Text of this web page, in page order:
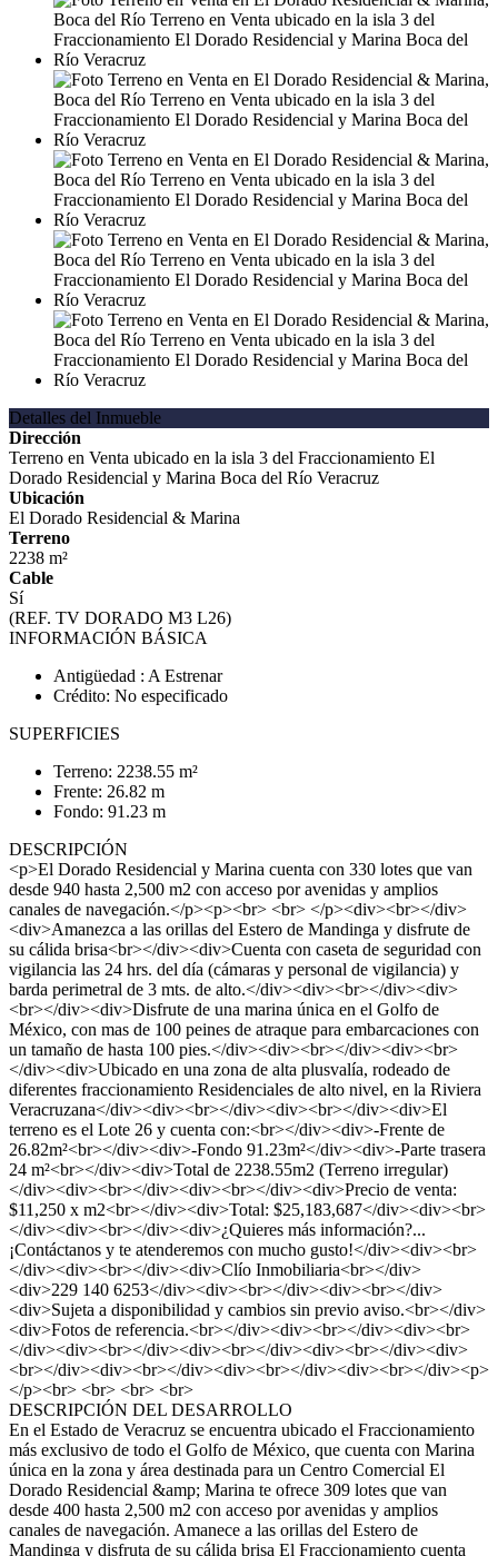
Detalles del Inmueble
Dirección
Terreno en Venta ubicado en la isla 3 del Fraccionamiento El
Dorado Residencial y Marina Boca del Río Veracruz
Ubicación
El Dorado Residencial & Marina
Terreno
2238 m²
Cable
Sí
(REF. TV DORADO M3 L26)
INFORMACIÓN BÁSICA
Antigüedad : A Estrenar
Crédito: No especificado
SUPERFICIES
Terreno: 2238.55 m²
Frente: 26.82 m
Fondo: 91.23 m
DESCRIPCIÓN
<p>El Dorado Residencial y Marina cuenta con 330 lotes que van
desde 940 hasta 2,500 m2 con acceso por avenidas y amplios
canales de navegación.</p><p><br> <br> </p><div><br></div>
<div>Amanezca a las orillas del Estero de Mandinga y disfrute de
su cálida brisa<br></div><div>Cuenta con caseta de seguridad con
vigilancia las 24 hrs. del día (cámaras y personal de vigilancia) y
barda perimetral de 3 mts. de alto.</div><div><br></div><div>
<br></div><div>Disfrute de una marina única en el Golfo de
México, con mas de 100 peines de atraque para embarcaciones con
un tamaño de hasta 100 pies.</div><div><br></div><div><br>
</div><div>Ubicado en una zona de alta plusvalía, rodeado de
diferentes fraccionamiento Residenciales de alto nivel, en la Riviera
Veracruzana</div><div><br></div><div><br></div><div>El
terreno es el Lote 26 y cuenta con:<br></div><div>-Frente de
26.82m²<br></div><div>-Fondo 91.23m²</div><div>-Parte trasera
24 m²<br></div><div>Total de 2238.55m2 (Terreno irregular)
</div><div><br></div><div><br></div><div>Precio de venta:
$11,250 x m2<br></div><div>Total: $25,183,687</div><div><br>
</div><div><br></div><div>¿Quieres más información?...
¡Contáctanos y te atenderemos con mucho gusto!</div><div><br>
</div><div><br></div><div>Clío Inmobiliaria<br></div>
<div>229 140 6253</div><div><br></div><div><br></div>
<div>Sujeta a disponibilidad y cambios sin previo aviso.<br></div>
<div>Fotos de referencia.<br></div><div><br></div><div><br>
</div><div><br></div><div><br></div><div><br></div><div>
<br></div><div><br></div><div><br></div><div><br></div><p>
</p><br> <br> <br> <br>
DESCRIPCIÓN DEL DESARROLLO
En el Estado de Veracruz se encuentra ubicado el Fraccionamiento
más exclusivo de todo el Golfo de México, que cuenta con Marina
única en la zona y área destinada para un Centro Comercial El
Dorado Residencial &amp; Marina te ofrece 309 lotes que van
desde 400 hasta 2,500 m2 con acceso por avenidas y amplios
canales de navegación. Amanece a las orillas del Estero de
Mandinga y disfruta de su cálida brisa El Fraccionamiento cuenta